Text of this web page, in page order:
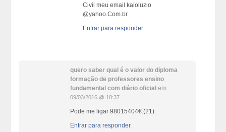
Civil meu email kaioluzio
@yahoo.Com.br
Entrar para responder.
quero saber qual é o valor do diploma
formação de professores ensino
fundamental com diário oficial em
09/03/2016 @ 18:37
Pode me ligar 98015404€.(21).
Entrar para responder.